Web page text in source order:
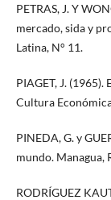
PETRAS, J. Y
mercado, sida y
Latina, N° 11.
PIAGET, J.
Cultura
PINEDA, G. y
mundo. Managua,
RODRÍGUEZ